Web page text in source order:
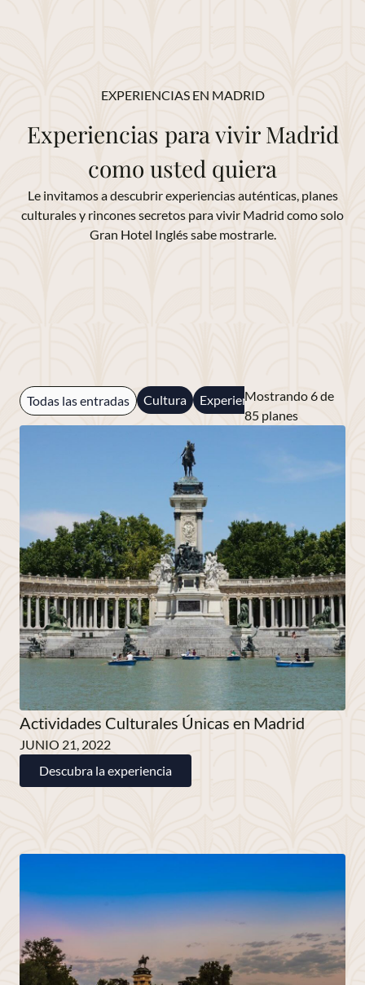
EXPERIENCIAS EN MADRID
Experiencias para vivir Madrid
como usted quiera
Le invitamos a descubrir experiencias auténticas, planes
culturales y rincones secretos para vivir Madrid como solo
Gran Hotel Inglés sabe mostrarle.
Todas las entradas Cultura Experiencias en el Hotel
Mostrando 6 de
85 planes
Actividades Culturales Únicas en Madrid
JUNIO 21, 2022
Descubra la experiencia